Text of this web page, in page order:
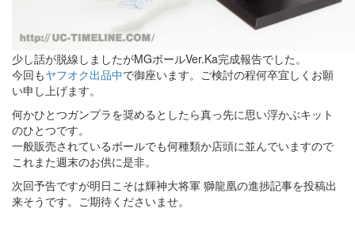
少し話が脱線しましたがMGボールVer.Ka完成報告でした。
今回もヤフオク出品中で御座います。ご検討の程何卒宜しくお願
い申し上げます。
何かひとつガンプラを奨めるとしたら真っ先に思い浮かぶキット
のひとつです。
一般販売されているボールでも何種類か店頭に並んでいますので
これまた週末のお供に是非。
次回予告ですが明日こそは輝神大将軍 獅龍凰の進捗記事を投稿出
来そうです。ご期待くださいませ。